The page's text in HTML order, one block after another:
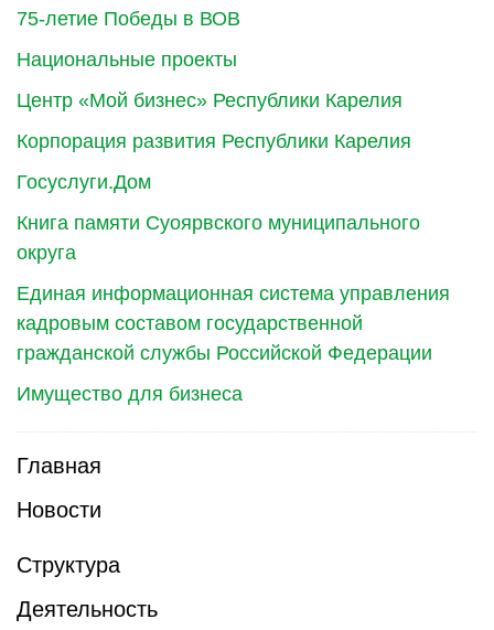
75-летие Победы в ВОВ
Национальные проекты
Центр «Мой бизнес» Республики Карелия
Корпорация развития Республики Карелия
Госуслуги.Дом
Книга памяти Суоярвского муниципального
округа
Единая информационная система управления
кадровым составом государственной
гражданской службы Российской Федерации
Имущество для бизнеса
Главная
Новости
Структура
Деятельность